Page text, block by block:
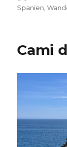
Spanien,
Cami